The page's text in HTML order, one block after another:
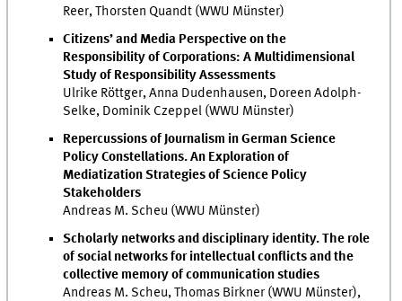
Reer, Thorsten Quandt (WWU Münster)
Citizens’ and Media Perspective on the
Responsibility of Corporations: A Multidimensional
Study of Responsibility Assessments
Ulrike Röttger, Anna Dudenhausen, Doreen Adolph-
Selke, Dominik Czeppel (WWU Münster)
Repercussions of Journalism in German Science
Policy Constellations. An Exploration of
Mediatization Strategies of Science Policy
Stakeholders
Andreas M. Scheu (WWU Münster)
Scholarly networks and disciplinary identity. The role
of social networks for intellectual conflicts and the
collective memory of communication studies
Andreas M. Scheu, Thomas Birkner (WWU Münster),